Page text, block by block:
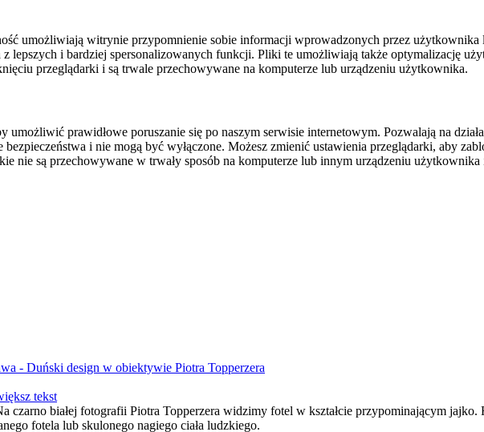
umożliwiają witrynie przypomnienie sobie informacji wprowadzonych przez
lepszych i bardziej spersonalizowanych funkcji. Pliki te umożliwiają także optymalizację
przeglądarki i są trwale przechowywane na komputerze lub urządzeniu użytkownika.
umożliwić prawidłowe poruszanie się po naszym serwisie internetowym. Pozwalają na
i nie mogą być wyłączone. Możesz zmienić ustawienia przeglądarki, aby
nie są przechowywane w trwały sposób na komputerze lub innym urządzeniu
- Duński design w obiektywie Piotra Topperzera
tekst